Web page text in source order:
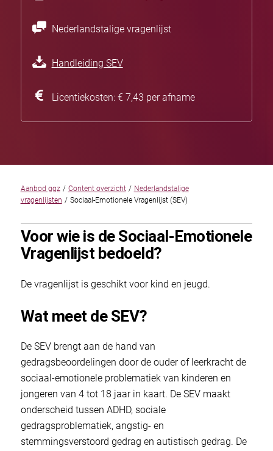
Nederlandstalige vragenlijst
Handleiding SEV
Licentiekosten: € 7,43 per afname
Aanbod ggz / Content overzicht / Nederlandstalige
vragenlijsten / Sociaal-Emotionele Vragenlijst (SEV)
Voor wie is de Sociaal-Emotionele
Vragenlijst bedoeld?
De vragenlijst is geschikt voor kind en jeugd.
Wat meet de SEV?
De SEV brengt aan de hand van
gedragsbeoordelingen door de ouder of leerkracht de
sociaal-emotionele problematiek van kinderen en
jongeren van 4 tot 18 jaar in kaart. De SEV maakt
onderscheid tussen ADHD, sociale
gedragsproblematiek, angstig- en
stemmingsverstoord gedrag en autistisch gedrag. De